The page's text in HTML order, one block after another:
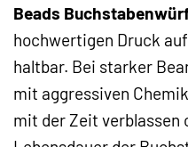
Beads
hochwertigen Druck
haltbar. Bei starker
mit aggressiven
mit der Zeit verblassen